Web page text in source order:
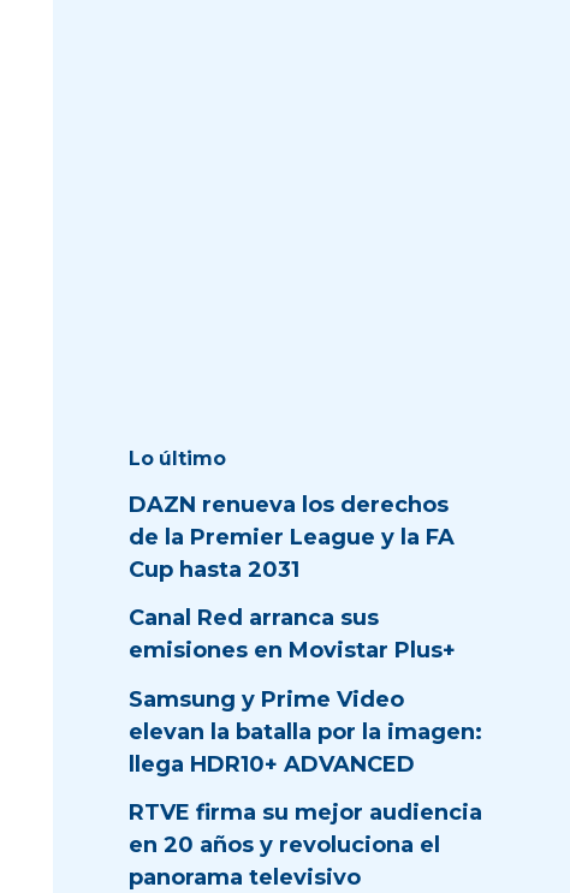
Lo último
DAZN renueva los derechos
de la Premier League y la FA
Cup hasta 2031
Canal Red arranca sus
emisiones en Movistar Plus+
Samsung y Prime Video
elevan la batalla por la imagen:
llega HDR10+ ADVANCED
RTVE firma su mejor audiencia
en 20 años y revoluciona el
panorama televisivo